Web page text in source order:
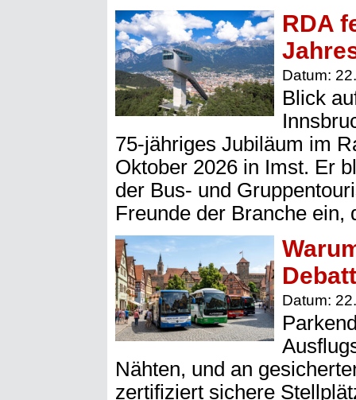
RDA
Datum:
Blick
75-jähriges Jubiläum im
Oktober 2026 in Imst. Er
der Bus- und
Freunde der Branche
Datum:
Nähten, und an
zertifiziert sichere